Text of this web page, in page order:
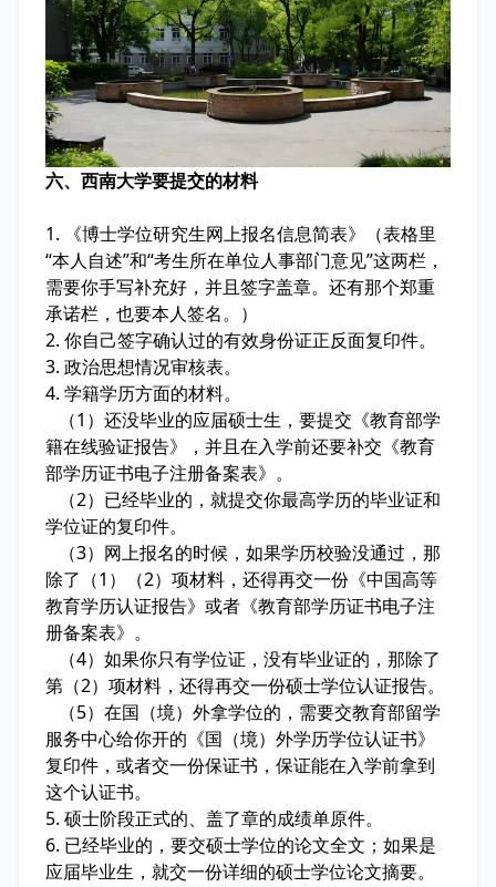
六、西南大学要提交的材料
1. 《博士学位研究生网上报名信息简表》（表格里
“本人自述”和“考生所在单位人事部门意见”这两栏，
需要你手写补充好，并且签字盖章。还有那个郑重
承诺栏，也要本人签名。）
2. 你自己签字确认过的有效身份证正反面复印件。
3. 政治思想情况审核表。
4. 学籍学历方面的材料。
（1）还没毕业的应届硕士生，要提交《教育部学
籍在线验证报告》，并且在入学前还要补交《教育
部学历证书电子注册备案表》。
（2）已经毕业的，就提交你最高学历的毕业证和
学位证的复印件。
（3）网上报名的时候，如果学历校验没通过，那
除了（1）（2）项材料，还得再交一份《中国高等
教育学历认证报告》或者《教育部学历证书电子注
册备案表》。
（4）如果你只有学位证，没有毕业证的，那除了
第（2）项材料，还得再交一份硕士学位认证报告。
（5）在国（境）外拿学位的，需要交教育部留学
服务中心给你开的《国（境）外学历学位认证书》
复印件，或者交一份保证书，保证能在入学前拿到
这个认证书。
5. 硕士阶段正式的、盖了章的成绩单原件。
6. 已经毕业的，要交硕士学位的论文全文；如果是
应届毕业生，就交一份详细的硕士学位论文摘要。